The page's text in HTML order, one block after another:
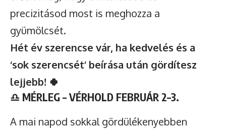
precizitásod most is meghozza a
gyümölcsét.
Hét év szerencse vár, ha kedvelés és a
‘sok szerencsét’ beírása után gördítesz
lejjebb! 🍀
♎ MÉRLEG – VÉRHOLD FEBRUÁR 2–3.
A mai napod sokkal gördülékenyebben